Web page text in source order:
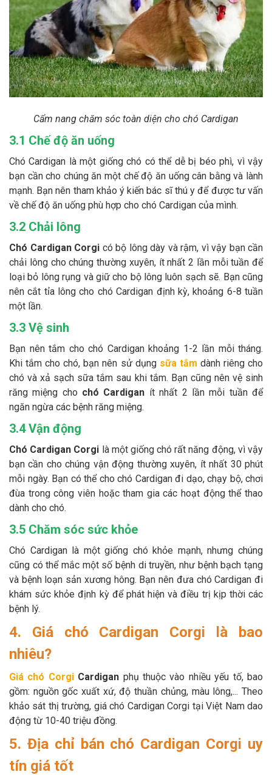
Cẩm nang chăm sóc toàn diện cho chó Cardigan
3.1 Chế độ ăn uống
Chó Cardigan là một giống chó có thể dễ bị béo phì, vì vậy
bạn cần cho chúng ăn một chế độ ăn uống cân bằng và lành
mạnh. Bạn nên tham khảo ý kiến bác sĩ thú y để được tư vấn
về chế độ ăn uống phù hợp cho chó Cardigan của mình.
3.2 Chải lông
Chó Cardigan Corgi có bộ lông dày và rậm, vì vậy bạn cần
chải lông cho chúng thường xuyên, ít nhất 2 lần mỗi tuần để
loại bỏ lông rụng và giữ cho bộ lông luôn sạch sẽ. Bạn cũng
nên cắt tỉa lông cho chó Cardigan định kỳ, khoảng 6-8 tuần
một lần.
3.3 Vệ sinh
Bạn nên tắm cho chó Cardigan khoảng 1-2 lần mỗi tháng.
Khi tắm cho chó, bạn nên sử dụng sữa tắm dành riêng cho
chó và xả sạch sữa tắm sau khi tắm. Bạn cũng nên vệ sinh
răng miệng cho chó Cardigan ít nhất 2 lần mỗi tuần để
ngăn ngừa các bệnh răng miệng.
3.4 Vận động
Chó Cardigan Corgi là một giống chó rất năng động, vì vậy
bạn cần cho chúng vận động thường xuyên, ít nhất 30 phút
mỗi ngày. Bạn có thể cho chó Cardigan đi dạo, chạy bộ, chơi
đùa trong công viên hoặc tham gia các hoạt động thể thao
dành cho chó.
3.5 Chăm sóc sức khỏe
Chó Cardigan là một giống chó khỏe mạnh, nhưng chúng
cũng có thể mắc một số bệnh di truyền, như bệnh bạch tạng
và bệnh loạn sản xương hông. Bạn nên đưa chó Cardigan đi
khám sức khỏe định kỳ để phát hiện và điều trị kịp thời các
bệnh lý.
4. Giá chó Cardigan Corgi là bao
nhiêu?
Giá chó CorgiCardigan phụ thuộc vào nhiều yếu tố, bao
gồm: nguồn gốc xuất xứ, độ thuần chủng, màu lông,... Theo
khảo sát thị trường, giá chó Cardigan Corgi tại Việt Nam dao
động từ 10-40 triệu đồng.
5. Địa chỉ bán chó Cardigan Corgi uy
tín giá tốt